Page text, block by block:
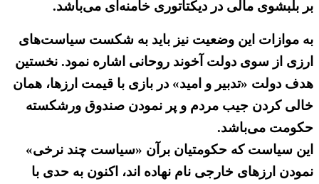
بر بلبشوی مالی در دیکتاتوری خامنه‌ای می‌باشد.
به موازات این وضعیت نیز باید به شکست سیاست‌های
ارزی از سوی دولت آخوند روحانی اشاره نمود. نخستین
هدف دولت «تدبیر و امید» در بازی با قیمت ارزها، همان
خالی کردن جیب مردم و پر نمودن صندوق ورشکسته
حکومت می‌باشد.
این سیاست که حکومتیان برآن «سیاست چند نرخی»
نمودن ارزهای خارجی نام نهاده اند، اکنون به حدی با